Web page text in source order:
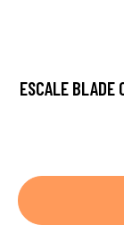
ESCALE